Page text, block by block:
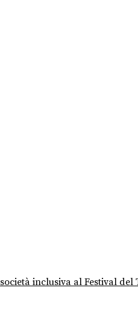
inclusiva al Festival